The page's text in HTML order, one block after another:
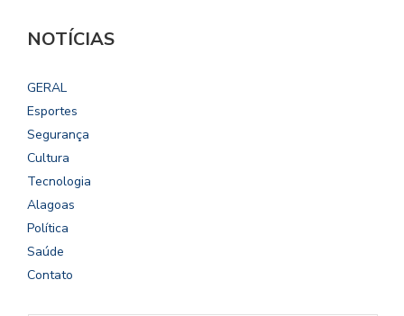
NOTÍCIAS
GERAL
Esportes
Segurança
Cultura
Tecnologia
Alagoas
Política
Saúde
Contato